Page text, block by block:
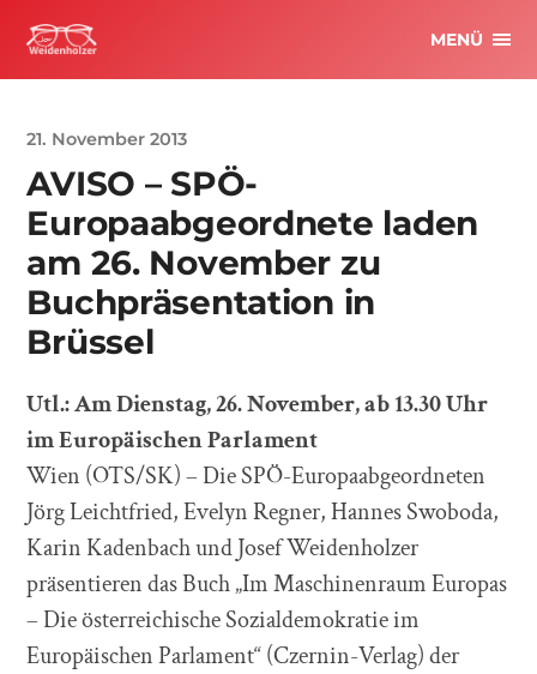
MENÜ
21. November 2013
AVISO – SPÖ-
Europaabgeordnete laden
am 26. November zu
Buchpräsentation in
Brüssel
Utl.: Am Dienstag, 26. November, ab 13.30 Uhr
im Europäischen Parlament
Wien (OTS/SK) – Die SPÖ-Europaabgeordneten
Jörg Leichtfried, Evelyn Regner, Hannes Swoboda,
Karin Kadenbach und Josef Weidenholzer
präsentieren das Buch „Im Maschinenraum Europas
– Die österreichische Sozialdemokratie im
Europäischen Parlament“ (Czernin-Verlag) der